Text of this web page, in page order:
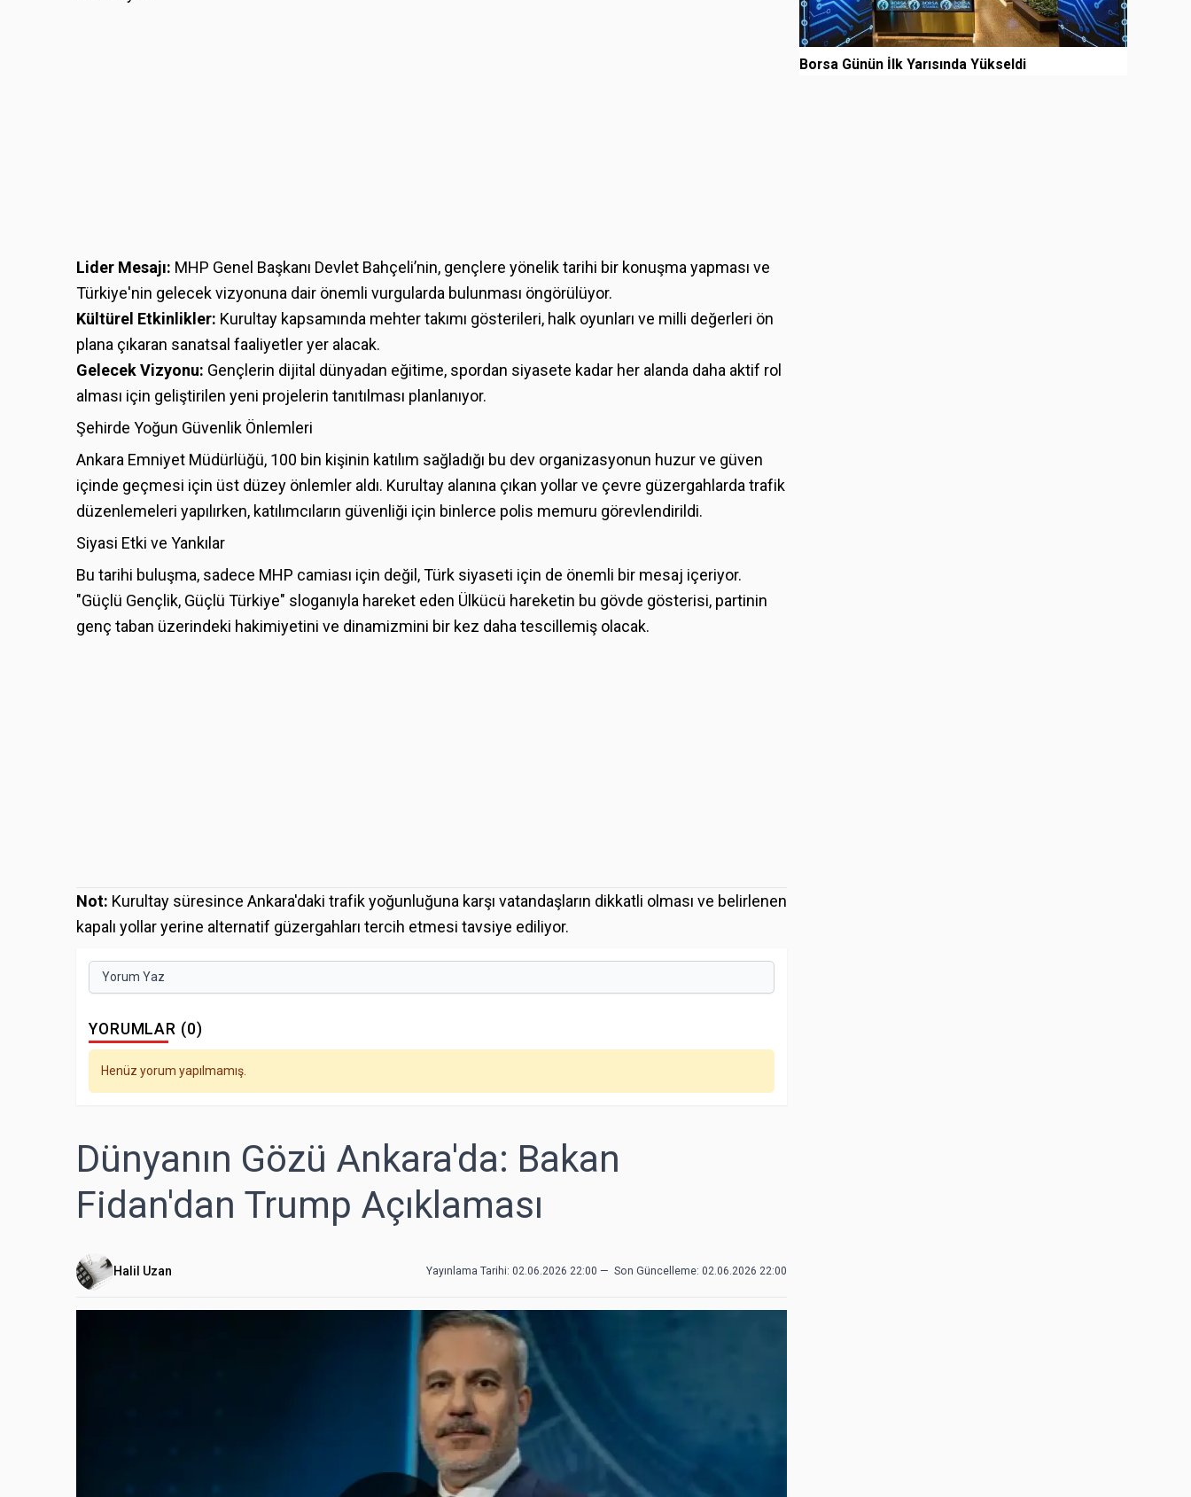
Lider Mesajı: MHP Genel Başkanı Devlet Bahçeli’nin, gençlere yönelik tarihi bir konuşma yapması ve
Türkiye'nin gelecek vizyonuna dair önemli vurgularda bulunması öngörülüyor.
Kültürel Etkinlikler: Kurultay kapsamında mehter takımı gösterileri, halk oyunları ve milli değerleri ön
plana çıkaran sanatsal faaliyetler yer alacak.
Gelecek Vizyonu: Gençlerin dijital dünyadan eğitime, spordan siyasete kadar her alanda daha aktif rol
alması için geliştirilen yeni projelerin tanıtılması planlanıyor.
Şehirde Yoğun Güvenlik Önlemleri
Ankara Emniyet Müdürlüğü, 100 bin kişinin katılım sağladığı bu dev organizasyonun huzur ve güven
içinde geçmesi için üst düzey önlemler aldı. Kurultay alanına çıkan yollar ve çevre güzergahlarda trafik
düzenlemeleri yapılırken, katılımcıların güvenliği için binlerce polis memuru görevlendirildi.
Siyasi Etki ve Yankılar
Bu tarihi buluşma, sadece MHP camiası için değil, Türk siyaseti için de önemli bir mesaj içeriyor.
"Güçlü Gençlik, Güçlü Türkiye" sloganıyla hareket eden Ülkücü hareketin bu gövde gösterisi, partinin
genç taban üzerindeki hakimiyetini ve dinamizmini bir kez daha tescillemiş olacak.
Not: Kurultay süresince Ankara'daki trafik yoğunluğuna karşı vatandaşların dikkatli olması ve belirlenen
kapalı yollar yerine alternatif güzergahları tercih etmesi tavsiye ediliyor.
Yorum Yaz
YORUMLAR (0)
Henüz yorum yapılmamış.
Dünyanın Gözü Ankara'da: Bakan
Fidan'dan Trump Açıklaması
Halil Uzan Yayınlama Tarihi: 02.06.2026 22:00 — Son Güncelleme: 02.06.2026 22:00
Borsa Günün İlk Yarısında Yükseldi